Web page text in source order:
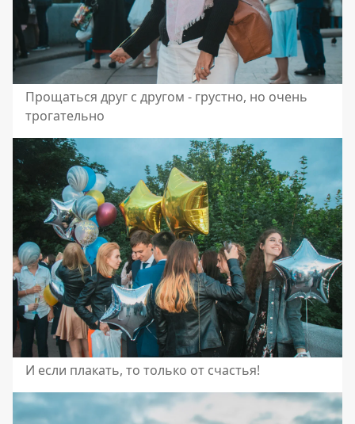
Прощаться друг с другом - грустно, но очень
трогательно
И если плакать, то только от счастья!